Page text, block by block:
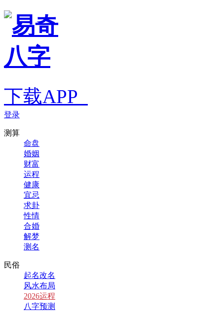
下载APP
登录
测算
命盘
婚姻
财富
运程
健康
宜忌
求卦
性情
合婚
解梦
测名
民俗
起名改名
风水布局
2026运程
八字预测